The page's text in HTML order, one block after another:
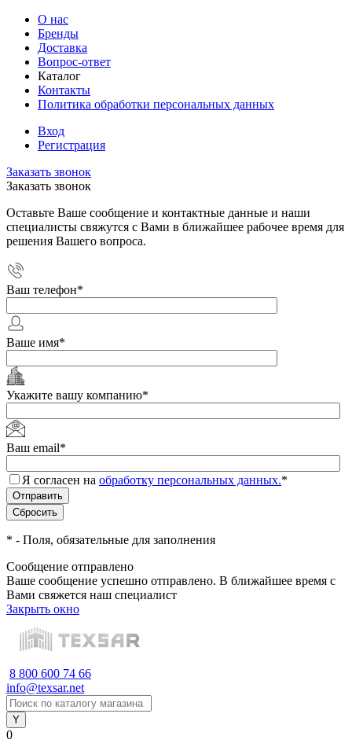
О нас
Бренды
Доставка
Вопрос-ответ
Каталог
Контакты
Политика обработки персональных данных
Вход
Регистрация
Заказать звонок
Заказать звонок
Оставьте Ваше сообщение и контактные данные и наши
специалисты свяжутся с Вами в ближайшее рабочее время для
решения Вашего вопроса.
Ваш телефон*
Ваше имя*
Укажите вашу компанию*
Ваш email*
Я согласен на обработку персональных данных.*
* - Поля, обязательные для заполнения
Сообщение отправлено
Ваше сообщение успешно отправлено. В ближайшее время с
Вами свяжется наш специалист
Закрыть окно
8 800 600 74 66
info@texsar.net
0